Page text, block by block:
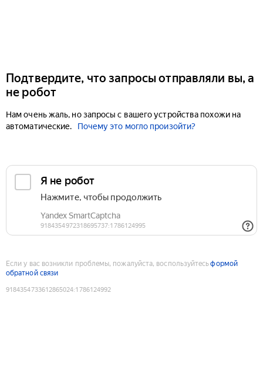
Подтвердите, что запросы отправляли вы, а
не робот
Нам очень жаль, но запросы с вашего устройства похожи на
автоматические.
Почему это могло произойти?
Если у вас возникли проблемы, пожалуйста, воспользуйтесьформой
обратной связи
9184354733612865024:1786124992